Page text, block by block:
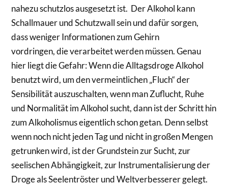
nahezu schutzlos ausgesetzt ist. Der Alkohol kann
Schallmauer und Schutzwall sein und dafür sorgen,
dass weniger Informationen zum Gehirn
vordringen, die verarbeitet werden müssen. Genau
hier liegt die Gefahr: Wenn die Alltagsdroge Alkohol
benutzt wird, um den vermeintlichen „Fluch“ der
Sensibilität auszuschalten, wenn man Zuflucht, Ruhe
und Normalität im Alkohol sucht, dann ist der Schritt hin
zum Alkoholismus eigentlich schon getan. Denn selbst
wenn noch nicht jeden Tag und nicht in großen Mengen
getrunken wird, ist der Grundstein zur Sucht, zur
seelischen Abhängigkeit, zur Instrumentalisierung der
Droge als Seelentröster und Weltverbesserer gelegt.